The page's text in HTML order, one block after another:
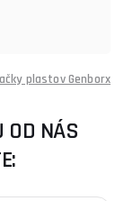
plastov Genborx
OD NÁS